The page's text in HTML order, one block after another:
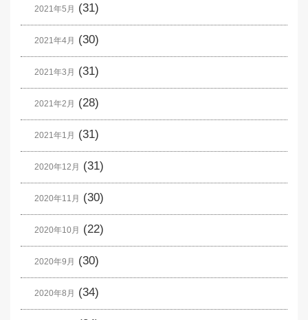
2021年5月 (31)
2021年4月 (30)
2021年3月 (31)
2021年2月 (28)
2021年1月 (31)
2020年12月 (31)
2020年11月 (30)
2020年10月 (22)
2020年9月 (30)
2020年8月 (34)